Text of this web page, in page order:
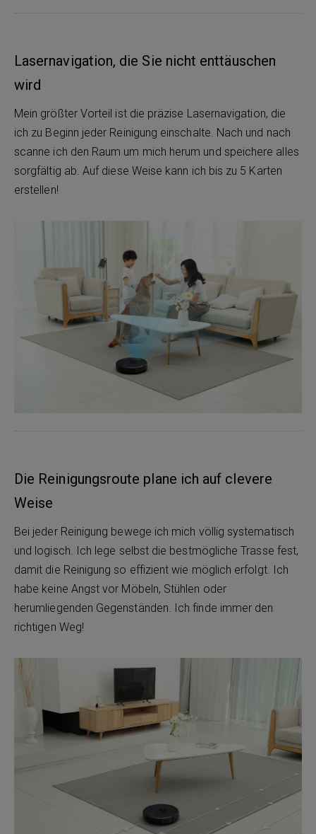
Lasernavigation, die Sie nicht enttäuschen
wird
Mein größter Vorteil ist die präzise Lasernavigation, die
ich zu Beginn jeder Reinigung einschalte. Nach und nach
scanne ich den Raum um mich herum und speichere alles
sorgfältig ab. Auf diese Weise kann ich bis zu 5 Karten
erstellen!
Die Reinigungsroute plane ich auf clevere
Weise
Bei jeder Reinigung bewege ich mich völlig systematisch
und logisch. Ich lege selbst die bestmögliche Trasse fest,
damit die Reinigung so effizient wie möglich erfolgt. Ich
habe keine Angst vor Möbeln, Stühlen oder
herumliegenden Gegenständen. Ich finde immer den
richtigen Weg!